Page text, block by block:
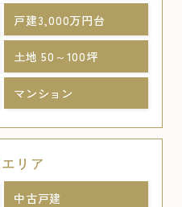
戸建3,000万円台
土地 50～100坪
マンション
リア
中古戸建